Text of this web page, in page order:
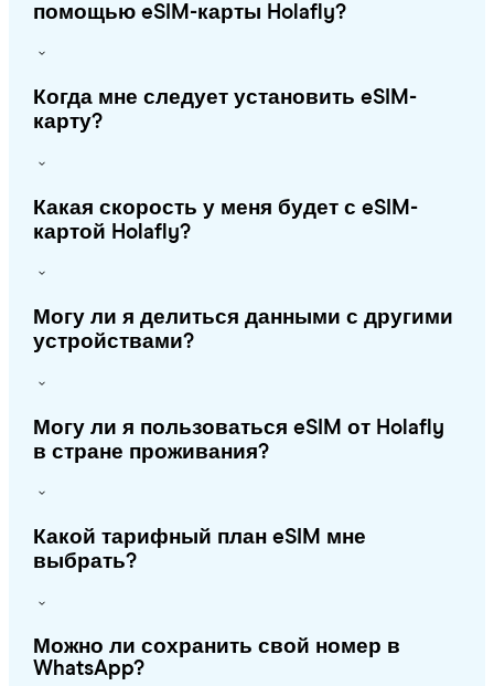
помощью eSIM-карты Holafly?
Когда мне следует установить eSIM-
карту?
Какая скорость у меня будет с eSIM-
картой Holafly?
Могу ли я делиться данными с другими
устройствами?
Могу ли я пользоваться eSIM от Holafly
в стране проживания?
Какой тарифный план eSIM мне
выбрать?
Можно ли сохранить свой номер в
WhatsApp?